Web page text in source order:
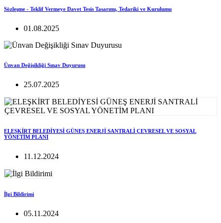
Sözleşme - Teklif Vermeye Davet Tesis Tasarımı, Tedariki ve Kurulumu
01.08.2025
Ünvan Değişikliği Sınav Duyurusu
25.07.2025
ELEŞKİRT BELEDİYESİ GÜNEŞ ENERJİ SANTRALİ ÇEVRESEL VE SOSYAL
YÖNETİM PLANI
11.12.2024
İlgi Bildirimi
05.11.2024